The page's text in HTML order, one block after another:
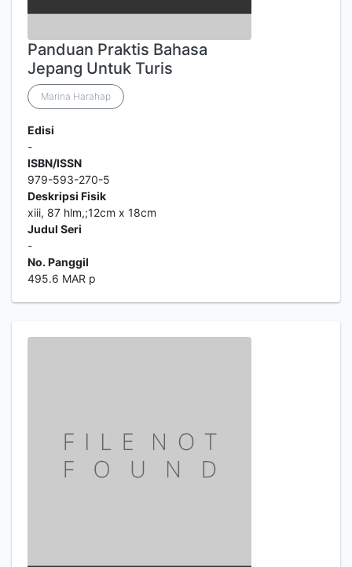
Panduan Praktis Bahasa
Jepang Untuk Turis
Marina Harahap
Edisi
-
ISBN/ISSN
979-593-270-5
Deskripsi Fisik
xiii, 87 hlm,;12cm x 18cm
Judul Seri
-
No. Panggil
495.6 MAR p